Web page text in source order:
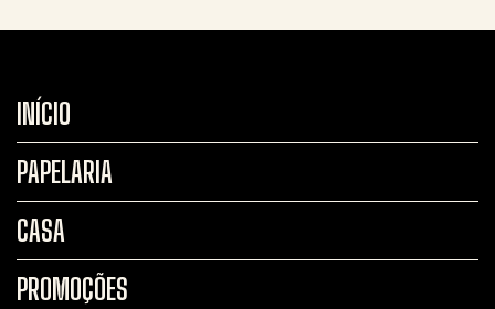
INÍCIO
PAPELARIA
CASA
PROMOÇÕES